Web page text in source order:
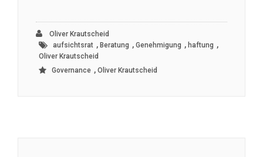
Oliver Krautscheid
aufsichtsrat , Beratung , Genehmigung , haftung ,
Oliver Krautscheid
Governance , Oliver Krautscheid